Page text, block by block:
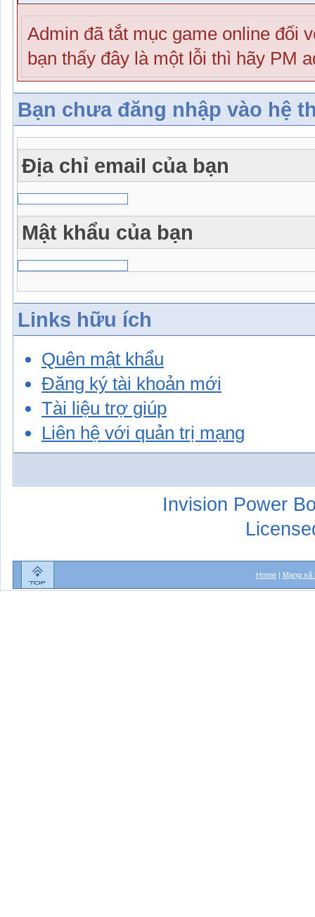
Admin đã tắt mục game online đối
bạn thấy đây là một lỗi thì hãy PM
Bạn chưa đăng nhập vào hệ
Địa chỉ email của bạn
Mật khẩu của bạn
Links hữu ích
Quên mật khẩu
Đăng ký tài khoản mới
Tài liệu trợ giúp
Liên hệ với quản trị mạng
Invision Power
Home| Mạng xã